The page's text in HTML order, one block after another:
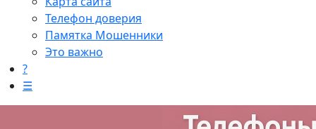
Телефон доверия
Памятка Мошенники
Это важно
?
☰